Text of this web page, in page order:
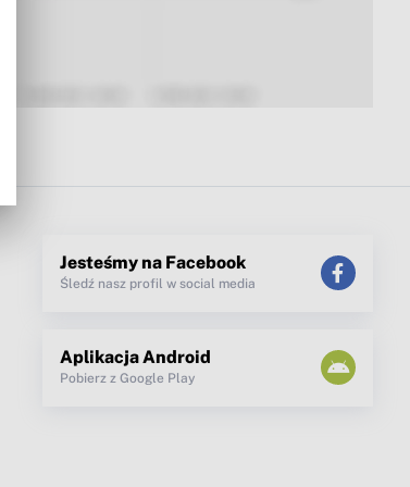
Jesteśmy na Facebook
Śledź nasz profil w social media
Aplikacja Android
Pobierz z Google Play